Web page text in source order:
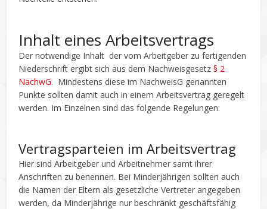
Inhalt eines Arbeitsvertrags
Der notwendige Inhalt der vom Arbeitgeber zu fertigenden
Niederschrift ergibt sich aus dem Nachweisgesetz§ 2
NachwG. Mindestens diese im NachweisG genannten
Punkte sollten damit auch in einem Arbeitsvertrag geregelt
werden. Im Einzelnen sind das folgende Regelungen:
Vertragsparteien im Arbeitsvertrag
Hier sind Arbeitgeber und Arbeitnehmer samt ihrer
Anschriften zu benennen. Bei Minderjährigen sollten auch
die Namen der Eltern als gesetzliche Vertreter angegeben
werden, da Minderjährige nur beschränkt geschäftsfähig